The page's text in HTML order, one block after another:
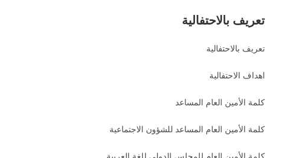
تعريف بالاحتفالية
تعريف بالاحتفالية
اهداف الاحتفالية
كلمة الأمين العام المساعد
كلمة الأمين العام المساعد للشؤون الاجتماعية